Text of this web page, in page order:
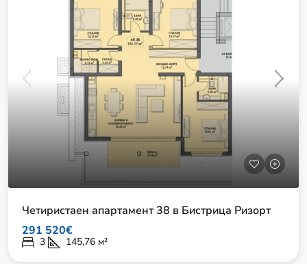
Четиристаен апартамент 38 в Бистрица Ризорт
291 520€
3 145,76 м²